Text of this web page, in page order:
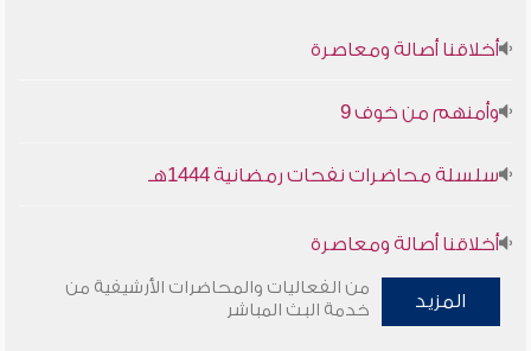
أخلاقنا أصالة ومعاصرة
وأمنهم من خوف 9
سلسلة محاضرات نفحات رمضانية 1444هـ
أخلاقنا أصالة ومعاصرة
وأمنهم من خوف 9
المزيد
من الفعاليات والمحاضرات الأرشيفية من
خدمة البث المباشر